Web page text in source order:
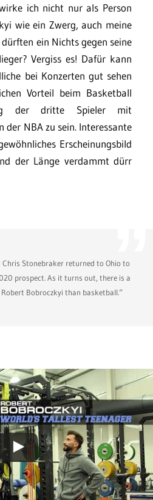
ich nicht nur als Person
wie ein Zwerg, auch meine
ein Nichts gegen seine
Vergiss es! Dafür kann
bei Konzerten gut sehen
Vorteil beim Basketball
der dritte Spieler mit
der NBA zu sein. Interessante
Erscheinungsbild
der Länge verdammt dürr
Stonebraker returned to Ohio to
prospect. As it turns out, there is a
Bobroczkyi than basketball.“